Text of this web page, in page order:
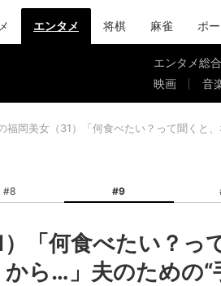
エンタメ 将棋 麻雀 ポ
エンタメ総合
映画
音
福岡美女（31）「何食べたい？って聞くと
#8 #9
「何食べたい？っ
ら…」夫のための“